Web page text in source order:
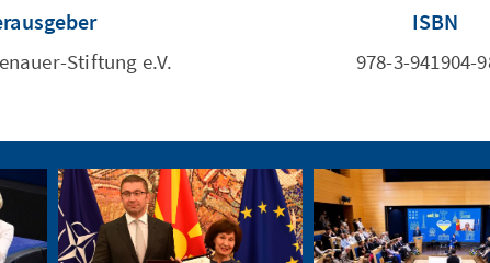
Stiftung e.V.
ISBN
978-3-941904-